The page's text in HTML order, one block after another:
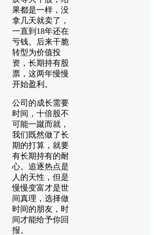
果都是一样，没
拿几天就卖了，
一直到18年还在
亏钱。后来干脆
转型为价值投
资，长期持有股
票，这两年慢慢
开始盈利。
公司的成长需要
时间，十倍股不
可能一蹴而就，
我们既然做了长
期的打算，就要
有长期持有的耐
心。追逐热点是
人的天性，但是
慢慢变富才是世
间真理，选择做
时间的朋友，时
间才能给予你回
报。